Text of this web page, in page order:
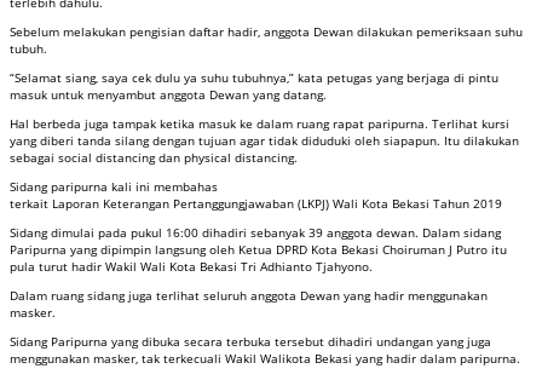
Sebelum melakukan pengisian daftar hadir, anggota Dewan dilakukan pemeriksaan suhu
tubuh.
“Selamat siang, saya cek dulu ya suhu tubuhnya,” kata petugas yang berjaga di pintu
masuk untuk menyambut anggota Dewan yang datang.
Hal berbeda juga tampak ketika masuk ke dalam ruang rapat paripurna. Terlihat kursi
yang diberi tanda silang dengan tujuan agar tidak diduduki oleh siapapun. Itu dilakukan
sebagai social distancing dan physical distancing.
Sidang paripurna kali ini membahas
terkait Laporan Keterangan Pertanggungjawaban (LKPJ) Wali Kota Bekasi Tahun 2019
Sidang dimulai pada pukul 16:00 dihadiri sebanyak 39 anggota dewan. Dalam sidang
Paripurna yang dipimpin langsung oleh Ketua DPRD Kota Bekasi Choiruman J Putro itu
pula turut hadir Wakil Wali Kota Bekasi Tri Adhianto Tjahyono.
Dalam ruang sidang juga terlihat seluruh anggota Dewan yang hadir menggunakan
masker.
Sidang Paripurna yang dibuka secara terbuka tersebut dihadiri undangan yang juga
menggunakan masker, tak terkecuali Wakil Walikota Bekasi yang hadir dalam paripurna.